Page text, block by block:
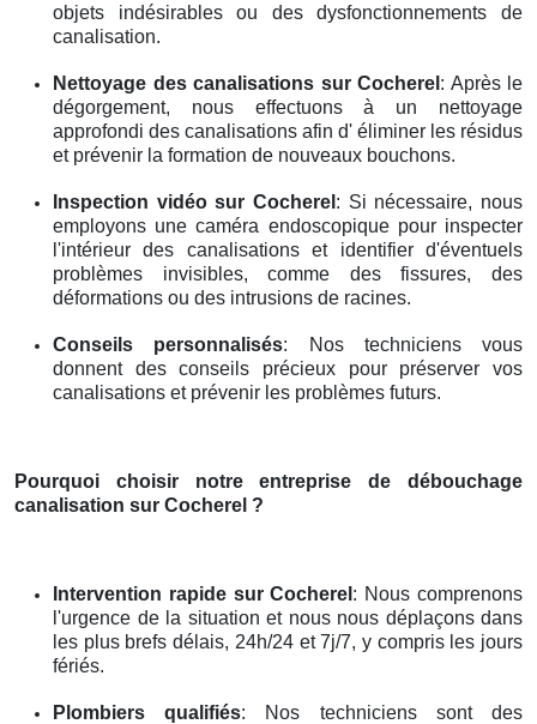
objets indésirables ou des dysfonctionnements de
canalisation.
Nettoyage des canalisations sur Cocherel : Après le
dégorgement, nous effectuons à un nettoyage
approfondi des canalisations afin d' éliminer les résidus
et prévenir la formation de nouveaux bouchons.
Inspection vidéosur Cocherel : Si nécessaire, nous
employons une caméra endoscopique pour inspecter
l'intérieur des canalisations et identifier d'éventuels
problèmes invisibles, comme des fissures, des
déformations ou des intrusions de racines.
Conseils personnalisés: Nos techniciens vous
donnent des conseils précieux pour préserver vos
canalisations et prévenir les problèmes futurs.
Pourquoi choisir notre entreprise de débouchage
canalisation sur Cocherel ?
Intervention rapide sur Cocherel : Nous comprenons
l'urgence de la situation et nous nous déplaçons dans
les plus brefs délais, 24h/24 et 7j/7, y compris les jours
fériés.
Plombiers qualifiés: Nos techniciens sont des